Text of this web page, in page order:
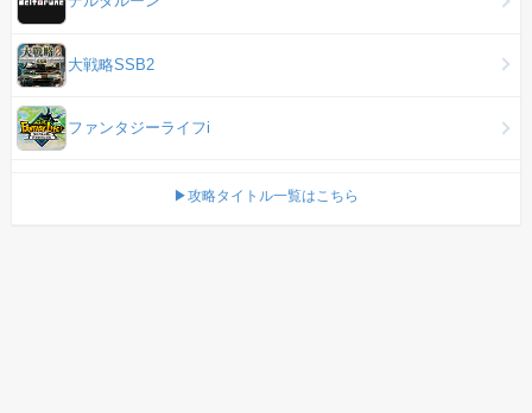
大戦略SSB2
ファンタジーライフi
▶攻略タイトル一覧はこちら